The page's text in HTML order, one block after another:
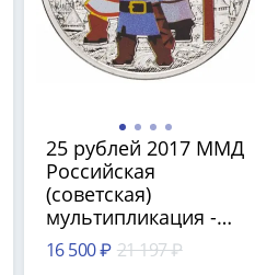
25 рублей 2017 ММД
Российская
(советская)
мультипликация -
мультфильм "Три
Богатыря", цветные
16 500 ₽ 21 197 ₽